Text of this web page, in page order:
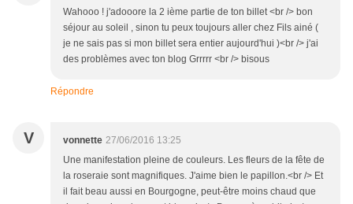
Wahooo ! j'adooore la 2 ième partie de ton billet <br /> bon
séjour au soleil , sinon tu peux toujours aller chez Fils ainé (
je ne sais pas si mon billet sera entier aujourd'hui )<br /> j'ai
des problèmes avec ton blog Grrrrr <br /> bisous
Répondre
V vonnette 27/06/2016 13:25
Une manifestation pleine de couleurs. Les fleurs de la fête de
la roseraie sont magnifiques. J'aime bien le papillon.<br /> Et
il fait beau aussi en Bourgogne, peut-être moins chaud que